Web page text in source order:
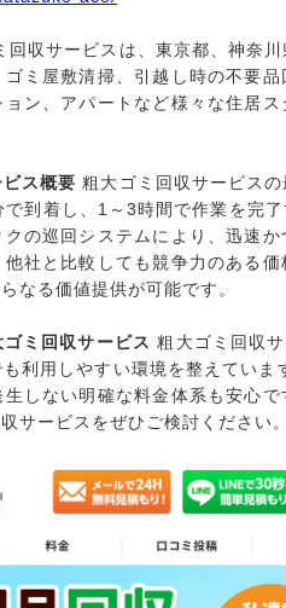
回収サービスは、東京都、神奈
ミ屋敷清掃、引越し時の不要
ン、アパートなど様々な住居
ス概要 粗大ゴミ回収サービス
到着し、1～3時間で作業を完
の巡回システムにより、迅速
社と比較しても競争力のある
なる価値提供が可能です。
ミ回収サービス 粗大ゴミ回収
利用しやすい環境を整えていま
しない明確な料金体系も安心
サービスをぜひご検討ください。